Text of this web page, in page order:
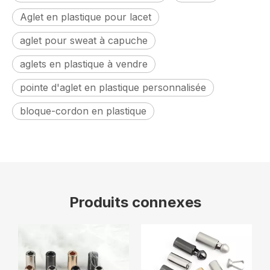
Aglet en plastique pour lacet
aglet pour sweat à capuche
aglets en plastique à vendre
pointe d'aglet en plastique personnalisée
bloque-cordon en plastique
Produits connexes